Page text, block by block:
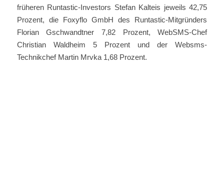
früheren Runtastic-Investors Stefan Kalteis jeweils 42,75
Prozent, die Foxyflo GmbH des Runtastic-Mitgründers
Florian Gschwandtner 7,82 Prozent, WebSMS-Chef
Christian Waldheim 5 Prozent und der Websms-
Technikchef Martin Mrvka 1,68 Prozent.